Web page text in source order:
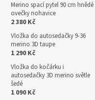
Merino spací pytel 90 cm hnědé
ovečky nohavice
2 380 Kč
Vložka do autosedačky 9-36
merino 3D taupe
1 290 Kč
Vložka do kočárku i
autosedačky 3D merino světle
šedé
1 090 Kč